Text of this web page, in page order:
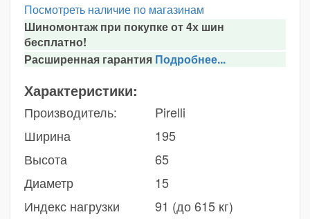
Посмотреть наличие по магазинам
Шиномонтаж при покупке от 4х шин
бесплатно!
Расширенная гарантия Подробнее...
Характеристики:
Производитель:
Pirelli
Ширина
195
Высота
65
Диаметр
15
Индекс нагрузки
91 (до 615 кг)